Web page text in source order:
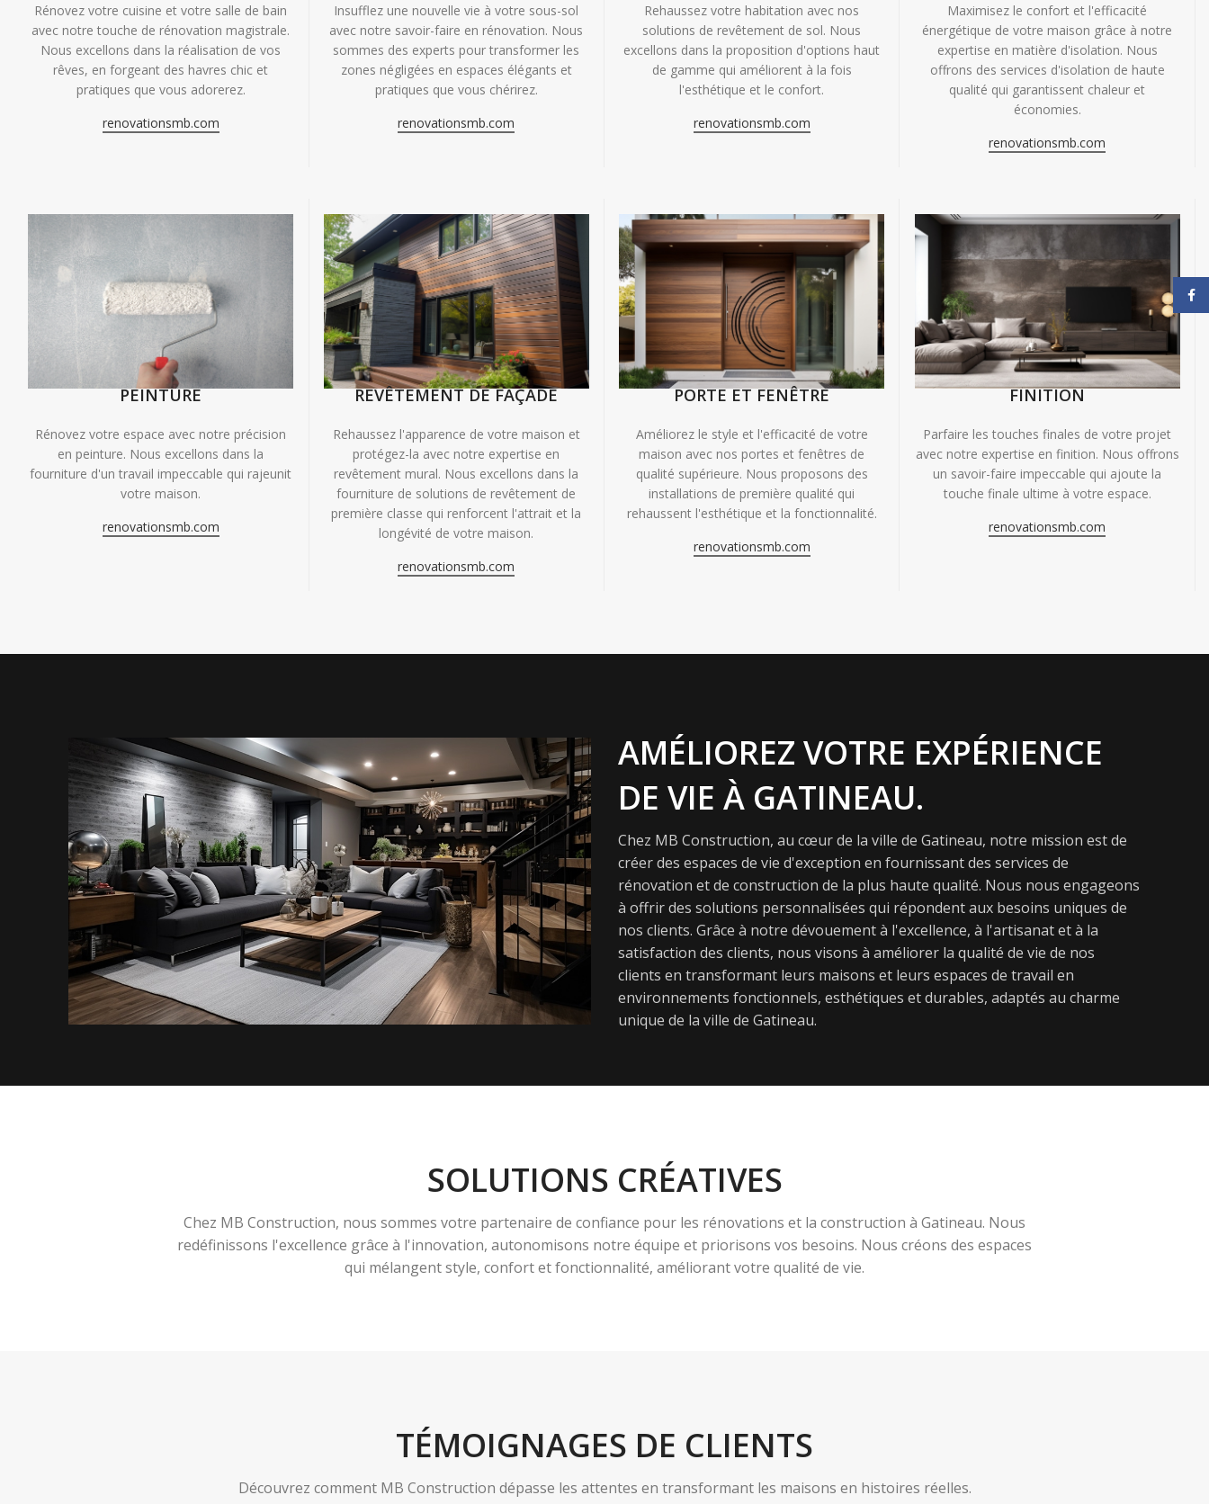
Rénovez votre cuisine et votre salle de bain
avec notre touche de rénovation magistrale.
Nous excellons dans la réalisation de vos
rêves, en forgeant des havres chic et
pratiques que vous adorerez.
renovationsmb.com
Insufflez une nouvelle vie à votre sous-sol
avec notre savoir-faire en rénovation. Nous
sommes des experts pour transformer les
zones négligées en espaces élégants et
pratiques que vous chérirez.
renovationsmb.com
Rehaussez votre habitation avec nos
solutions de revêtement de sol. Nous
excellons dans la proposition d'options haut
de gamme qui améliorent à la fois
l'esthétique et le confort.
renovationsmb.com
Maximisez le confort et l'efficacité
énergétique de votre maison grâce à notre
expertise en matière d'isolation. Nous
offrons des services d'isolation de haute
qualité qui garantissent chaleur et
économies.
renovationsmb.com
PEINTURE
Rénovez votre espace avec notre précision
en peinture. Nous excellons dans la
fourniture d'un travail impeccable qui rajeunit
votre maison.
renovationsmb.com
REVÊTEMENT DE FAÇADE
Rehaussez l'apparence de votre maison et
protégez-la avec notre expertise en
revêtement mural. Nous excellons dans la
fourniture de solutions de revêtement de
première classe qui renforcent l'attrait et la
longévité de votre maison.
renovationsmb.com
PORTE ET FENÊTRE
Améliorez le style et l'efficacité de votre
maison avec nos portes et fenêtres de
qualité supérieure. Nous proposons des
installations de première qualité qui
rehaussent l'esthétique et la fonctionnalité.
renovationsmb.com
FINITION
Parfaire les touches finales de votre projet
avec notre expertise en finition. Nous offrons
un savoir-faire impeccable qui ajoute la
touche finale ultime à votre espace.
renovationsmb.com
AMÉLIOREZ VOTRE EXPÉRIENCE
DE VIE À GATINEAU.
Chez MB Construction, au cœur de la ville de Gatineau, notre mission est de
créer des espaces de vie d'exception en fournissant des services de
rénovation et de construction de la plus haute qualité. Nous nous engageons
à offrir des solutions personnalisées qui répondent aux besoins uniques de
nos clients. Grâce à notre dévouement à l'excellence, à l'artisanat et à la
satisfaction des clients, nous visons à améliorer la qualité de vie de nos
clients en transformant leurs maisons et leurs espaces de travail en
environnements fonctionnels, esthétiques et durables, adaptés au charme
unique de la ville de Gatineau.
SOLUTIONS CRÉATIVES
Chez MB Construction, nous sommes votre partenaire de confiance pour les rénovations et la construction à Gatineau. Nous
redéfinissons l'excellence grâce à l'innovation, autonomisons notre équipe et priorisons vos besoins. Nous créons des espaces
qui mélangent style, confort et fonctionnalité, améliorant votre qualité de vie.
TÉMOIGNAGES DE CLIENTS
Découvrez comment MB Construction dépasse les attentes en transformant les maisons en histoires réelles.